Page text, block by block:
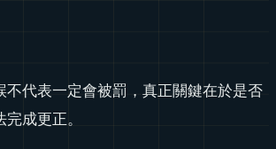
不代表一定會被罰，真正關鍵在於是否
成更正。